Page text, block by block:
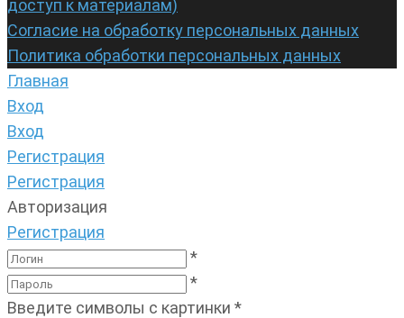
доступ к материалам)
Согласие на обработку персональных данных
Политика обработки персональных данных
Главная
Вход
Вход
Регистрация
Регистрация
Авторизация
Регистрация
*
*
Введите символы с картинки *